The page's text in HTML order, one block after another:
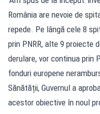
România are nevoie de
repede. Pe lângă cele 8
prin PNRR, alte 9 proiecte
derulare, vor continua prin
fonduri europene
Sănătății, Guvernul a
acestor obiective în noul